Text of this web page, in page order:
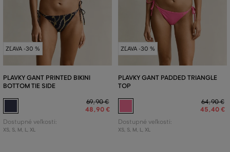
ZĽAVA -30 %
PLAVKY GANT PRINTED BIKINI
BOTTOM TIE SIDE
69,90 €
48,90 €
Dostupné veľkosti:
XS, S, M, L, XL
ZĽAVA -30 %
PLAVKY GANT PADDED TRIANGLE
TOP
64,90 €
45,40 €
Dostupné veľkosti:
XS, S, M, L, XL